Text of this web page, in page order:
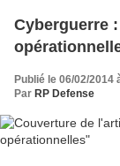
Cyberguerre
Publié le 06/02/2014
Par RP Defense